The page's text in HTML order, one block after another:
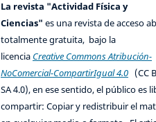
La revista "Actividad Física y
Ciencias"es una revista de acceso
totalmente gratuita, bajo la
licencia Creative Commons Atribución-
NoComercial-CompartirIgual 4.0 (CC
SA 4.0), en ese sentido, el público es
compartir: Copiar y redistribuir el